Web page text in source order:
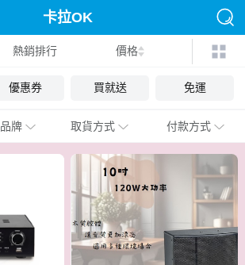
卡拉OK
熱銷排行 價格
優惠券 買就送 免運
品牌 取貨方式 付款方式